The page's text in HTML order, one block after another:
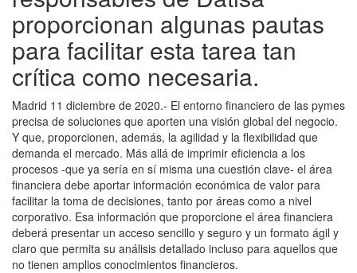
proporcionan algunas pautas
para facilitar esta tarea tan
crítica como necesaria.
Madrid 11 diciembre de 2020.- El entorno financiero de las pymes
precisa de soluciones que aporten una visión global del negocio.
Y que, proporcionen, además, la agilidad y la flexibilidad que
demanda el mercado. Más allá de imprimir eficiencia a los
procesos -que ya sería en sí misma una cuestión clave- el área
financiera debe aportar información económica de valor para
facilitar la toma de decisiones, tanto por áreas como a nivel
corporativo. Esa información que proporcione el área financiera
deberá presentar un acceso sencillo y seguro y un formato ágil y
claro que permita su análisis detallado incluso para aquellos que
no tienen amplios conocimientos financieros.